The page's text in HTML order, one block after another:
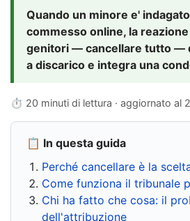
Quando un minore e'
commesso online, la
genitori — cancellare tutto —
a discarico e integra una
⏱ 20 minuti di lettura · aggiornato al
📋 In questa guida
Perché cancellare è la
Come funziona il tribunale
Chi ha fatto che cosa: il
dell'attribuzione